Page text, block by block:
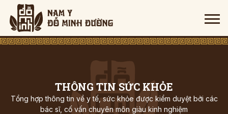
THÔNG TIN SỨC KHỎE
Tổng hợp thông tin về y tế, sức khỏe được kiểm duyệt bởi các
bác sĩ, cố vấn chuyên môn giàu kinh nghiệm